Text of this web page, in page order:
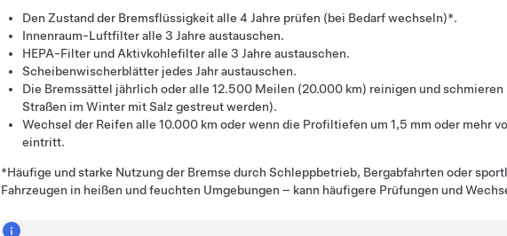
Den Zustand der Bremsflüssigkeit alle 4 Jahre prüfen (bei Bedarf wechseln)*.
Innenraum-Luftfilteralle 3 Jahre austauschen.
HEPA-Filter und Aktivkohlefilteralle 3 Jahre austauschen.
Scheibenwischerblätter jedes Jahr austauschen.
Die Bremssättel jährlich oder alle 12.500 Meilen (20.000 km) reinigen und
Straßen im Winter mit Salz gestreut werden).
Wechsel der Reifen alle 10.000 km oder wenn die Profiltiefen um 1,5 mm oder mehr
eintritt.
*Häufige und starke Nutzung der Bremse durch Schleppbetrieb, Bergabfahrten oder
Fahrzeugen in heißen und feuchten Umgebungen – kann häufigere Prüfungen und